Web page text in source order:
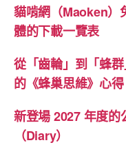
貓啃網（Maoken）
體的下載一覽表
從「齒輪」到「蜂
的《蜂巢思維》心得
新登場 2027 年度
（Diary）